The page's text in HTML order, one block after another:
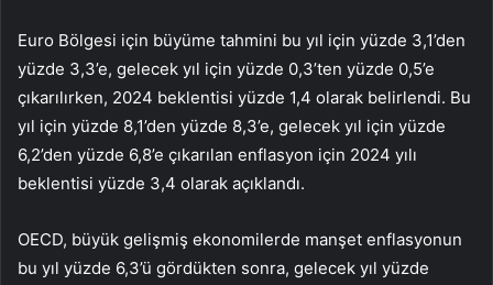
Euro Bölgesi için büyüme tahmini bu yıl için yüzde 3,1’den
yüzde 3,3’e, gelecek yıl için yüzde 0,3’ten yüzde 0,5’e
çıkarılırken, 2024 beklentisi yüzde 1,4 olarak belirlendi. Bu
yıl için yüzde 8,1’den yüzde 8,3’e, gelecek yıl için yüzde
6,2’den yüzde 6,8’e çıkarılan enflasyon için 2024 yılı
beklentisi yüzde 3,4 olarak açıklandı.
OECD, büyük gelişmiş ekonomilerde manşet enflasyonun
bu yıl yüzde 6,3’ü gördükten sonra, gelecek yıl yüzde